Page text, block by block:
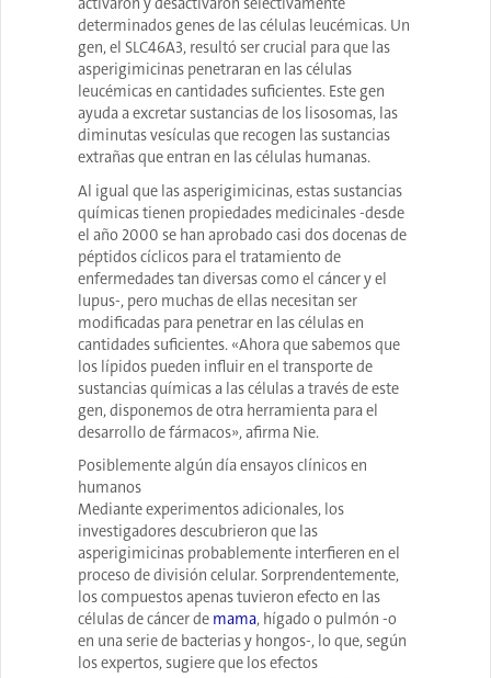
determinados genes de las células leucémicas. Un
gen, el SLC46A3, resultó ser crucial para que las
asperigimicinas penetraran en las células
leucémicas en cantidades suficientes. Este gen
ayuda a excretar sustancias de los lisosomas, las
diminutas vesículas que recogen las sustancias
extrañas que entran en las células humanas.
Al igual que las asperigimicinas, estas sustancias
químicas tienen propiedades medicinales -desde
el año 2000 se han aprobado casi dos docenas de
péptidos cíclicos para el tratamiento de
enfermedades tan diversas como el cáncer y el
lupus-, pero muchas de ellas necesitan ser
modificadas para penetrar en las células en
cantidades suficientes. «Ahora que sabemos que
los lípidos pueden influir en el transporte de
sustancias químicas a las células a través de este
gen, disponemos de otra herramienta para el
desarrollo de fármacos», afirma Nie.
Posiblemente algún día ensayos clínicos en
humanos
Mediante experimentos adicionales, los
investigadores descubrieron que las
asperigimicinas probablemente interfieren en el
proceso de división celular. Sorprendentemente,
los compuestos apenas tuvieron efecto en las
células de cáncer de mama, hígado o pulmón -o
en una serie de bacterias y hongos-, lo que, según
los expertos, sugiere que los efectos